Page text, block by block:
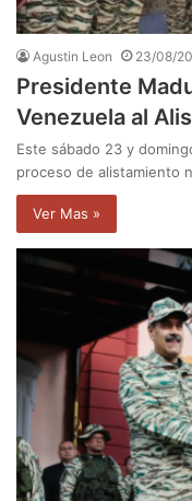
Agustin Leon 23/08/
Presidente
Venezuela al
Este sábado 23 y
proceso de alistamiento
Ver Mas »